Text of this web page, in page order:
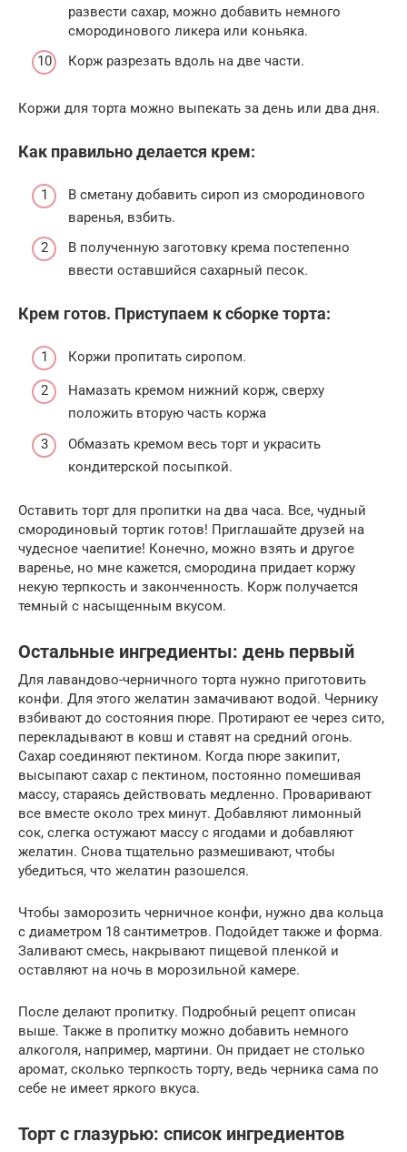
развести сахар, можно добавить немного
смородинового ликера или коньяка.
Корж разрезать вдоль на две части.
Коржи для торта можно выпекать за день или два дня.
Как правильно делается крем:
В сметану добавить сироп из смородинового
варенья, взбить.
В полученную заготовку крема постепенно
ввести оставшийся сахарный песок.
Крем готов. Приступаем к сборке торта:
Коржи пропитать сиропом.
Намазать кремом нижний корж, сверху
положить вторую часть коржа
Обмазать кремом весь торт и украсить
кондитерской посыпкой.
Оставить торт для пропитки на два часа. Все, чудный
смородиновый тортик готов! Приглашайте друзей на
чудесное чаепитие! Конечно, можно взять и другое
варенье, но мне кажется, смородина придает коржу
некую терпкость и законченность. Корж получается
темный с насыщенным вкусом.
Остальные ингредиенты: день первый
Для лавандово-черничного торта нужно приготовить
конфи. Для этого желатин замачивают водой. Чернику
взбивают до состояния пюре. Протирают ее через сито,
перекладывают в ковш и ставят на средний огонь.
Сахар соединяют пектином. Когда пюре закипит,
высыпают сахар с пектином, постоянно помешивая
массу, стараясь действовать медленно. Проваривают
все вместе около трех минут. Добавляют лимонный
сок, слегка остужают массу с ягодами и добавляют
желатин. Снова тщательно размешивают, чтобы
убедиться, что желатин разошелся.
Чтобы заморозить черничное конфи, нужно два кольца
с диаметром 18 сантиметров. Подойдет также и форма.
Заливают смесь, накрывают пищевой пленкой и
оставляют на ночь в морозильной камере.
После делают пропитку. Подробный рецепт описан
выше. Также в пропитку можно добавить немного
алкоголя, например, мартини. Он придает не столько
аромат, сколько терпкость торту, ведь черника сама по
себе не имеет яркого вкуса.
Торт с глазурью: список ингредиентов